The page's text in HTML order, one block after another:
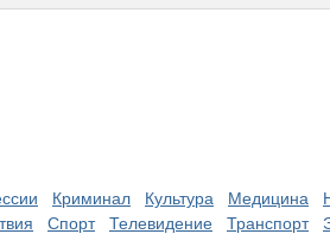
Криминал Культура Медицина
Спорт Телевидение Транспорт